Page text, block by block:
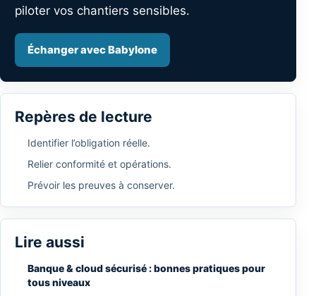
piloter vos chantiers sensibles.
Échanger avec Babylone
Repères de lecture
Identifier l’obligation réelle.
Relier conformité et opérations.
Prévoir les preuves à conserver.
Lire aussi
Banque & cloud sécurisé : bonnes pratiques pour
tous niveaux